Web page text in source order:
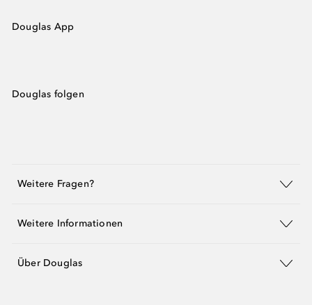
Douglas App
Douglas folgen
Weitere Fragen?
Weitere Informationen
Über Douglas